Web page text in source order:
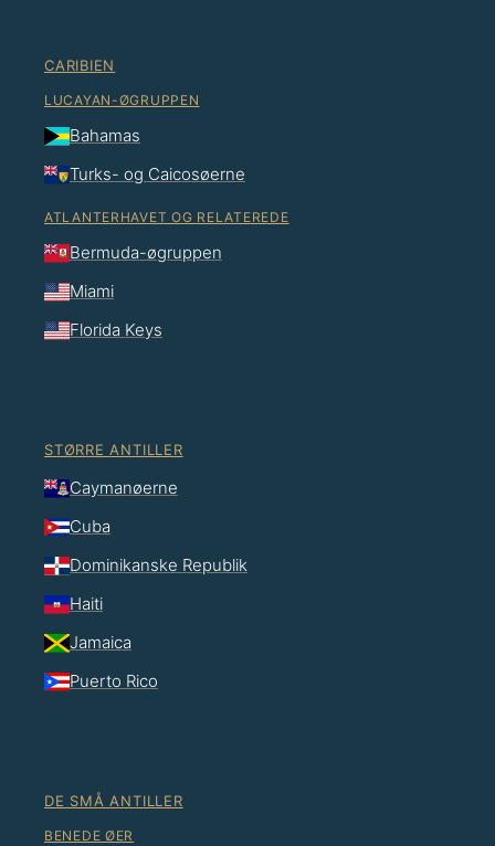
CARIBIEN
LUCAYAN-ØGRUPPEN
Bahamas
Turks- og Caicosøerne
ATLANTERHAVET OG RELATEREDE
Bermuda-øgruppen
Miami
Florida Keys
STØRRE ANTILLER
Caymanøerne
Cuba
Dominikanske Republik
Haiti
Jamaica
Puerto Rico
DE SMÅ ANTILLER
BENEDE ØER